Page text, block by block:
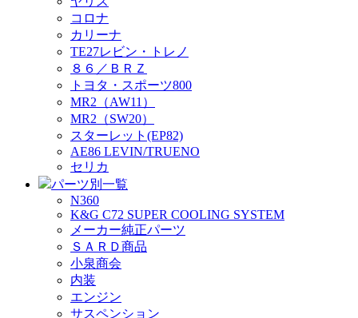
コロナ
カリーナ
TE27レビン・トレノ
８６／ＢＲＺ
トヨタ・スポーツ800
MR2（AW11）
MR2（SW20）
スターレット(EP82)
AE86 LEVIN/TRUENO
セリカ
パーツ別一覧
N360
K&G C72 SUPER COOLING SYSTEM
メーカー純正パーツ
ＳＡＲＤ商品
小泉商会
内装
エンジン
サスペンション